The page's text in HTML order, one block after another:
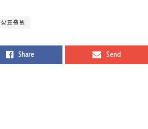
상표출원
Share Send